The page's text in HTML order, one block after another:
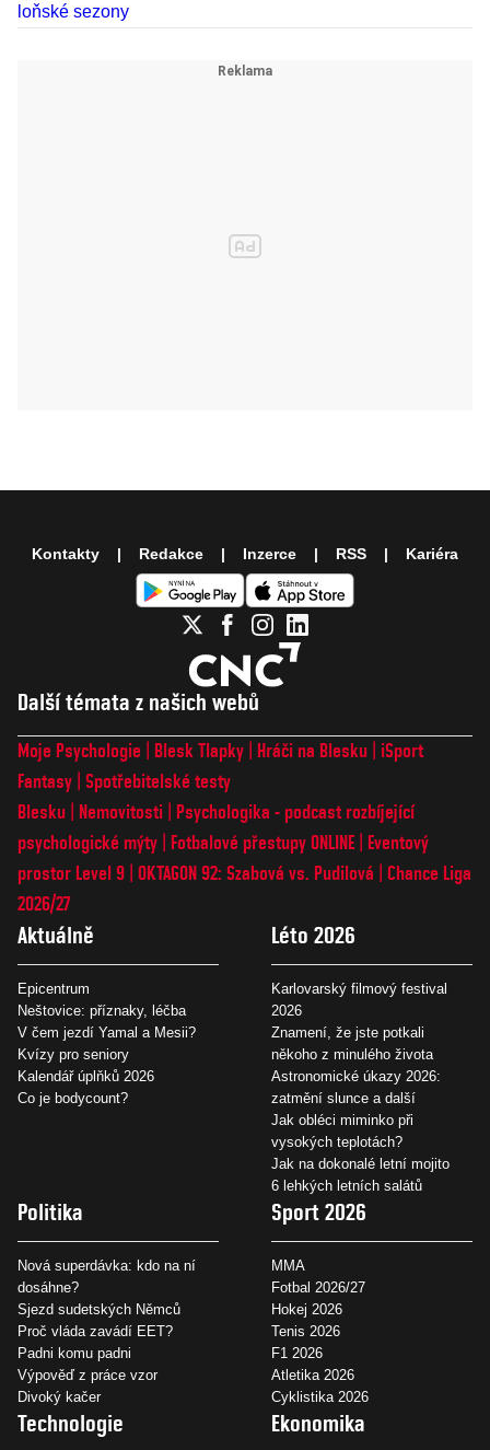
Další témata z našich webů
Moje Psychologie Blesk Tlapky Hráči na Blesku
iSport
Fantasy Spotřebitelské testy
Blesku
Nemovitosti
Psychologika - podcast rozbíjející
psychologické mýty
Fotbalové přestupy ONLINE
Eventový
prostor Level 9 OKTAGON 92: Szabová vs. Pudilová
Chance Liga
2026/27
Aktuálně
Epicentrum
Neštovice: příznaky, léčba
V čem jezdí Yamal a Mesii?
Kvízy pro seniory
Kalendář úplňků 2026
Co je bodycount?
Léto 2026
Karlovarský filmový festival
2026
Znamení, že jste potkali
někoho z minulého života
Astronomické úkazy 2026:
zatmění slunce a další
Jak obléci miminko při
vysokých teplotách?
Jak na dokonalé letní mojito
6 lehkých letních salátů
Politika
Nová superdávka: kdo na ní
dosáhne?
Sjezd sudetských Němců
Proč vláda zavádí EET?
Padni komu padni
Výpověď z práce vzor
Divoký kačer
Sport 2026
MMA
Fotbal 2026/27
Hokej 2026
Tenis 2026
F1 2026
Atletika 2026
Cyklistika 2026
Technologie Ekonomika
Kontakty Redakce Inzerce RSS Kariéra